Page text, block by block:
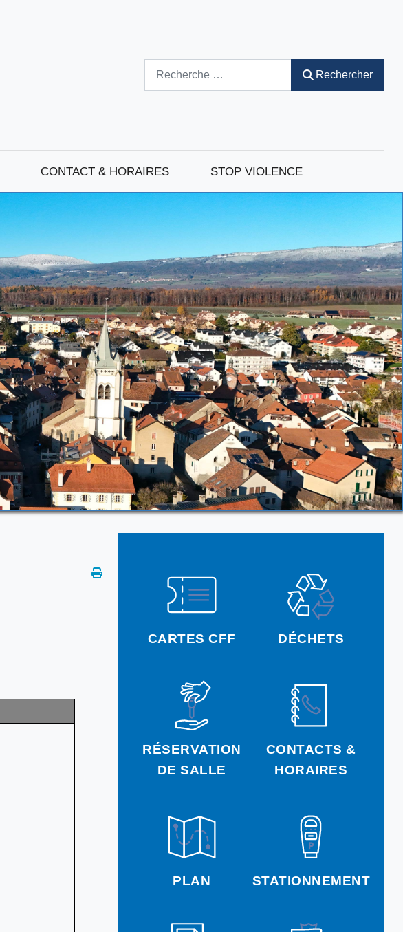
Rechercher
CONTACT & HORAIRES STOP VIOLENCE
CARTES CFF DÉCHETS
RÉSERVATION
DE SALLE
CONTACTS &
HORAIRES
PLAN STATIONNEMENT